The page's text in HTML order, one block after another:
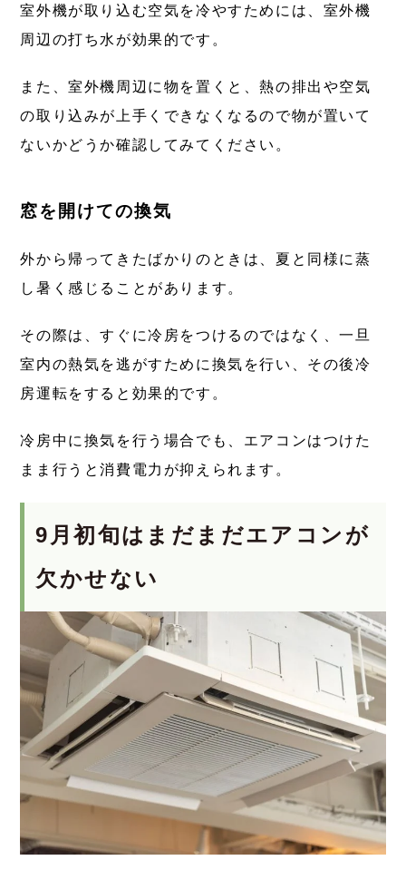
室外機が取り込む空気を冷やすためには、室外機
周辺の打ち水が効果的です。
また、室外機周辺に物を置くと、熱の排出や空気
の取り込みが上手くできなくなるので物が置いて
ないかどうか確認してみてください。
窓を開けての換気
外から帰ってきたばかりのときは、夏と同様に蒸
し暑く感じることがあります。
その際は、すぐに冷房をつけるのではなく、一旦
室内の熱気を逃がすために換気を行い、その後冷
房運転をすると効果的です。
冷房中に換気を行う場合でも、エアコンはつけた
まま行うと消費電力が抑えられます。
9月初旬はまだまだエアコンが
欠かせない